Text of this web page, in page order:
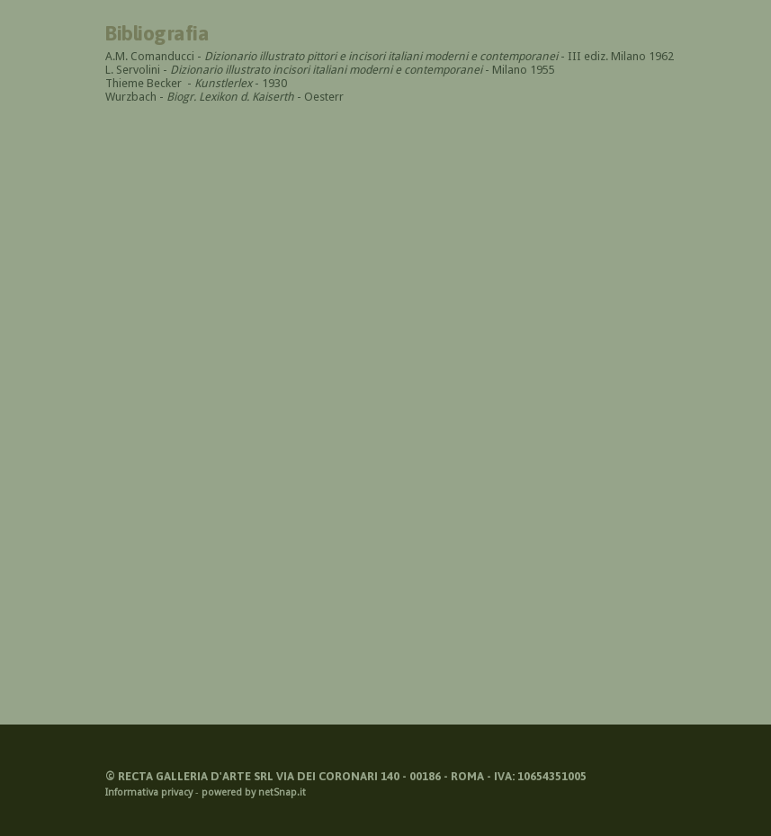
Bibliografia
A.M. Comanducci - Dizionario illustrato pittori e incisori italiani moderni e contemporanei- III ediz. Milano 1962
L. Servolini - Dizionario illustrato incisori italiani moderni e contemporanei- Milano 1955
Thieme Becker - Kunstlerlex- 1930
Wurzbach - Biogr. Lexikon d. Kaiserth - Oesterr
© RECTA GALLERIA D'ARTE SRL VIA DEI CORONARI 140 - 00186 - ROMA - IVA: 10654351005
Informativa privacy- powered by netSnap.it